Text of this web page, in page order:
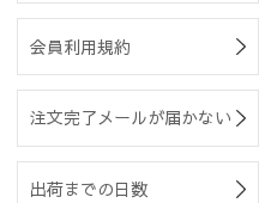
会員利用規約
注文完了メールが届かない
出荷までの日数